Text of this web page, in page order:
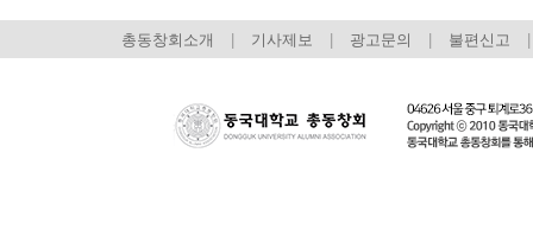
총동창회소개 기사제보 광고문의 불편신고